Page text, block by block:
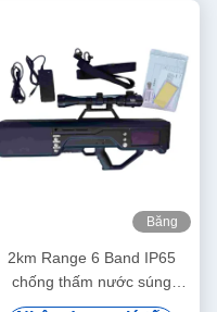
Băng
2km Range 6 Band IP65
chống thấm nước súng
chống máy bay không người